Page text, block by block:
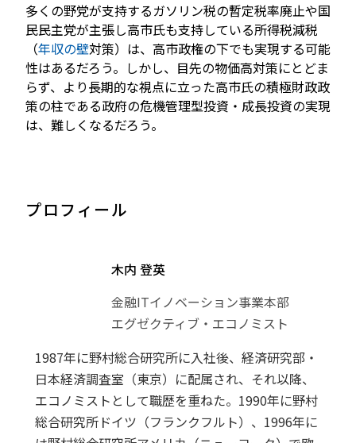
多くの野党が支持するガソリン税の暫定税率廃止や国
民民主党が主張し高市氏も支持している所得税減税
（年収の壁対策）は、高市政権の下でも実現する可能
性はあるだろう。しかし、目先の物価高対策にとどま
らず、より長期的な視点に立った高市氏の積極財政政
策の柱である政府の危機管理型投資・成長投資の実現
は、難しくなるだろう。
プロフィール
木内 登英
金融ITイノベーション事業本部
エグゼクティブ・エコノミスト
1987年に野村総合研究所に入社後、経済研究部・
日本経済調査室（東京）に配属され、それ以降、
エコノミストとして職歴を重ねた。1990年に野村
総合研究所ドイツ（フランクフルト）、1996年に